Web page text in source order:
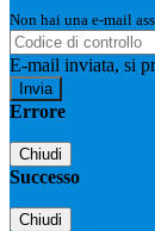
Non hai una e-mail
E-mail inviata, si
Errore
Chiudi
Successo
Chiudi